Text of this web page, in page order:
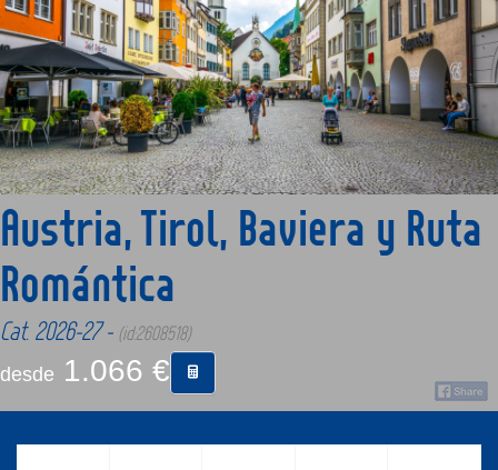
ASIA
ORIENTE
PROMOCIONES
COMPRAR
Austria, Tirol, Baviera y Ruta
Romántica
Cat. 2026-27 - (id:2608518)
desde 1.066 €